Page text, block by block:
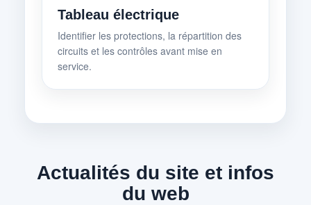
Tableau électrique
Identifier les protections, la répartition des
circuits et les contrôles avant mise en
service.
Actualités du site et infos
du web